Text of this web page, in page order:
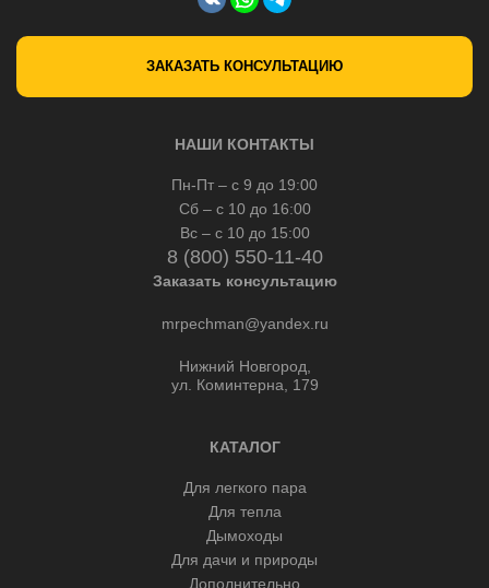
ЗАКАЗАТЬ КОНСУЛЬТАЦИЮ
НАШИ КОНТАКТЫ
Пн-Пт – с 9 до 19:00
Сб – с 10 до 16:00
Вс – с 10 до 15:00
8 (800) 550-11-40
Заказать консультацию
mrpechman@yandex.ru
Нижний Новгород,
ул. Коминтерна, 179
КАТАЛОГ
Для легкого пара
Для тепла
Дымоходы
Для дачи и природы
Дополнительно